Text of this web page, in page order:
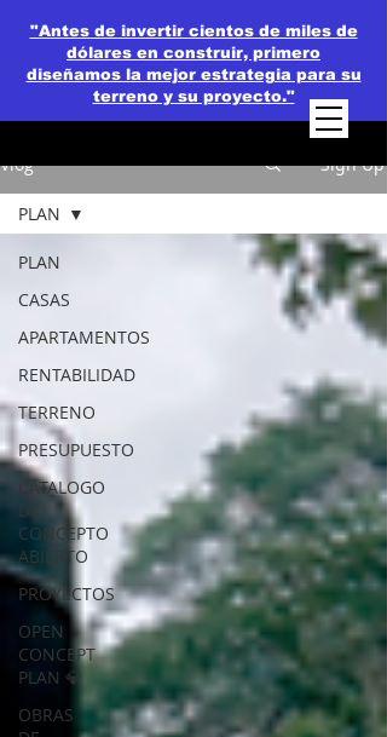
"Antes de invertir cientos de miles de
dólares en construir, primero
diseñamos la mejor estrategia para su
terreno y su proyecto."
Vlog Sign Up
PLAN
CASAS
APARTAMENTOS
RENTABILIDAD
TERRENO
PRESUPUESTO
CATALOGO
DE
CONCEPTO
ABIERTO
PROYECTOS
OPEN
CONCEPT
PLAN 💎
OBRAS
PLAN